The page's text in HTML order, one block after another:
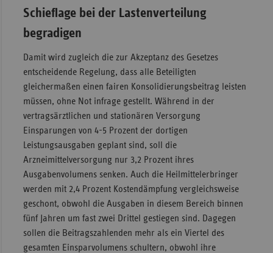
Schieflage bei der Lastenverteilung
begradigen
Damit wird zugleich die zur Akzeptanz des Gesetzes
entscheidende Regelung, dass alle Beteiligten
gleichermaßen einen fairen Konsolidierungsbeitrag leisten
müssen, ohne Not infrage gestellt. Während in der
vertragsärztlichen und stationären Versorgung
Einsparungen von 4-5 Prozent der dortigen
Leistungsausgaben geplant sind, soll die
Arzneimittelversorgung nur 3,2 Prozent ihres
Ausgabenvolumens senken. Auch die Heilmittelerbringer
werden mit 2,4 Prozent Kostendämpfung vergleichsweise
geschont, obwohl die Ausgaben in diesem Bereich binnen
fünf Jahren um fast zwei Drittel gestiegen sind. Dagegen
sollen die Beitragszahlenden mehr als ein Viertel des
gesamten Einsparvolumens schultern, obwohl ihre